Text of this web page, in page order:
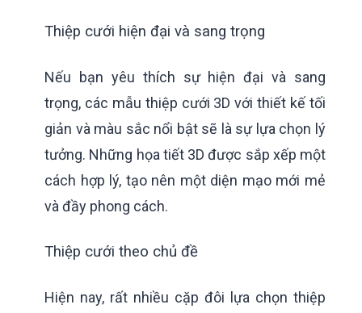
Thiệp cưới hiện đại và sang trọng
Nếu bạn yêu thích sự hiện đại và sang
trọng, các mẫu thiệp cưới 3D với thiết kế tối
giản và màu sắc nổi bật sẽ là sự lựa chọn lý
tưởng. Những họa tiết 3D được sắp xếp một
cách hợp lý, tạo nên một diện mạo mới mẻ
và đầy phong cách.
Thiệp cưới theo chủ đề
Hiện nay, rất nhiều cặp đôi lựa chọn thiệp